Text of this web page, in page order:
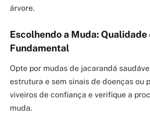
árvore.
Escolhendo a Muda: Qualidade
Fundamental
Opte por mudas de jacarandá
estrutura e sem sinais de doenças ou
viveiros de confiança e verifique a
muda.